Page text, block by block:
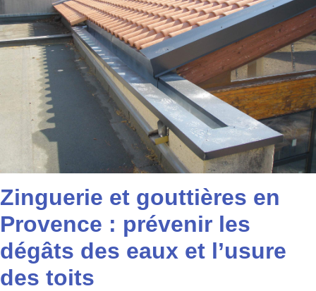
Zinguerie et gouttières en
Provence : prévenir les
dégâts des eaux et l’usure
des toits